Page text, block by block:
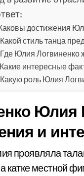
достижения
Какой стиль танца
Где Юлия Логвиненко
Какие интересные
Какую роль Юлия
Юлия
и
проявляла
катке местной